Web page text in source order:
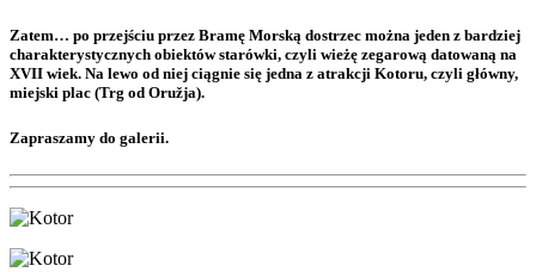
Zatem… po przejściu przez Bramę Morską dostrzec można jeden z bardziej
charakterystycznych obiektów starówki, czyli wieżę zegarową datowaną na
XVII wiek. Na lewo od niej ciągnie się jedna z atrakcji Kotoru, czyli główny,
miejski plac (Trg od Oružja).
Zapraszamy do galerii.